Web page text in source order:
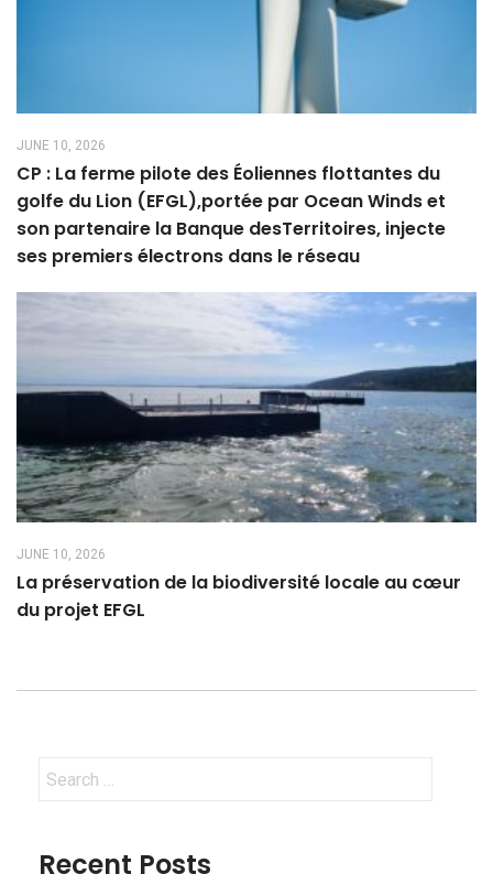
JUNE 10, 2026
CP : La ferme pilote des Éoliennes flottantes du
golfe du Lion (EFGL),portée par Ocean Winds et
son partenaire la Banque desTerritoires, injecte
ses premiers électrons dans le réseau
JUNE 10, 2026
La préservation de la biodiversité locale au cœur
du projet EFGL
Search
Recent Posts